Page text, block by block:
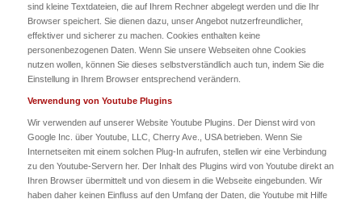
sind kleine Textdateien, die auf Ihrem Rechner abgelegt werden und die Ihr
Browser speichert. Sie dienen dazu, unser Angebot nutzerfreundlicher,
effektiver und sicherer zu machen. Cookies enthalten keine
personenbezogenen Daten. Wenn Sie unsere Webseiten ohne Cookies
nutzen wollen, können Sie dieses selbstverständlich auch tun, indem Sie die
Einstellung in Ihrem Browser entsprechend verändern.
Verwendung von Youtube Plugins
Wir verwenden auf unserer Website Youtube Plugins. Der Dienst wird von
Google Inc. über Youtube, LLC, Cherry Ave., USA betrieben. Wenn Sie
Internetseiten mit einem solchen Plug-In aufrufen, stellen wir eine Verbindung
zu den Youtube-Servern her. Der Inhalt des Plugins wird von Youtube direkt an
Ihren Browser übermittelt und von diesem in die Webseite eingebunden. Wir
haben daher keinen Einfluss auf den Umfang der Daten, die Youtube mit Hilfe